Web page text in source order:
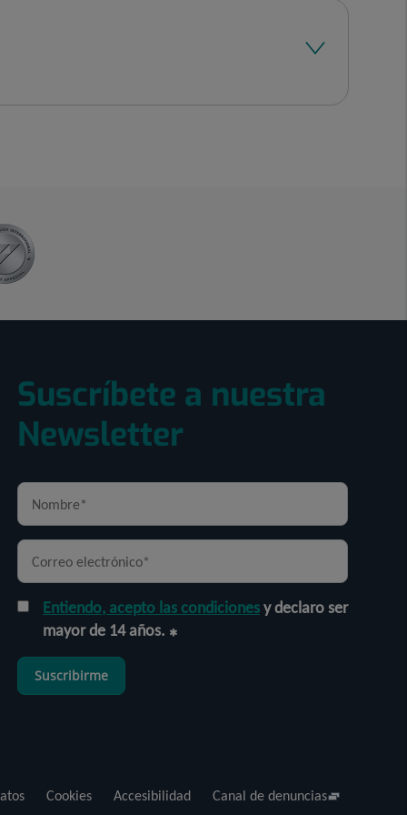
Suscríbete a nuestra
Newsletter
Entiendo, acepto las condicionesy declaro ser
mayor de 14 años.
Suscribirme
Cookies Accesibilidad Canal de denuncias